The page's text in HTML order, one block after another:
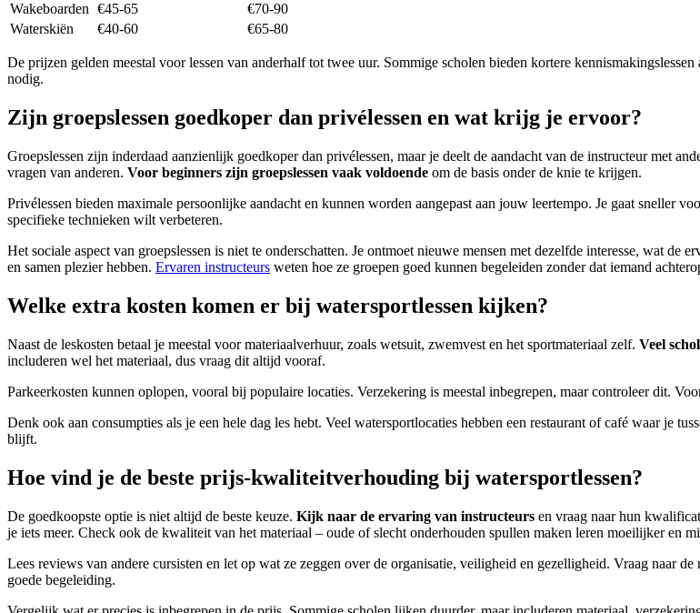
Wakeboarden €45-65
€70-90
Waterskiën
€40-60 €65-80
De prijzen gelden meestal voor lessen van anderhalf tot twee uur. Sommige scholen bieden kortere
nodig.
Zijn groepslessen goedkoper dan privélessen en wat krijg je ervoor?
Groepslessen zijn inderdaad aanzienlijk goedkoper dan privélessen, maar je deelt de aandacht van de instructeur met
vragen van anderen. Voor beginners zijn groepslessen vaak voldoende om de basis onder de knie te krijgen.
Privélessen bieden maximale persoonlijke aandacht en kunnen worden aangepast aan jouw leertempo. Je gaat sneller
specifieke technieken wilt verbeteren.
Het sociale aspect van groepslessen is niet te onderschatten. Je ontmoet nieuwe mensen met dezelfde interesse, wat
en samen plezier hebben. Ervaren instructeurs weten hoe ze groepen goed kunnen begeleiden zonder dat iemand
Welke extra kosten komen er bij watersportlessen kijken?
Naast de leskosten betaal je meestal voor materiaalverhuur, zoals wetsuit, zwemvest en het sportmateriaal zelf. Veel
includeren wel het materiaal, dus vraag dit altijd vooraf.
Parkeerkosten kunnen oplopen, vooral bij populaire locaties. Verzekering is meestal inbegrepen, maar controleer dit.
Denk ook aan consumpties als je een hele dag les hebt. Veel watersportlocaties hebben een restaurant of café waar je
blijft.
Hoe vind je de beste prijs-kwaliteitverhouding bij watersportlessen?
De goedkoopste optie is niet altijd de beste keuze. Kijk naar de ervaring van instructeurs en vraag naar hun
je iets meer. Check ook de kwaliteit van het materiaal – oude of slecht onderhouden spullen maken leren moeilijker en
Lees reviews van andere cursisten en let op wat ze zeggen over de organisatie, veiligheid en gezelligheid. Vraag naar
goede begeleiding.